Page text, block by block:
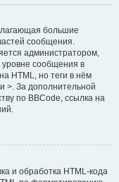
большие
сообщения.
администратором,
сообщения в
HTML, но теги в нём
>. За дополнительной
по BBCode, ссылка на
и обработка HTML-кода